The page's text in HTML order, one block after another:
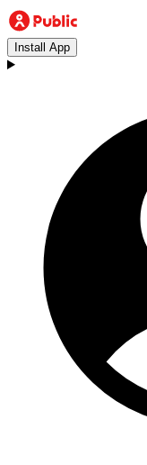
Install App